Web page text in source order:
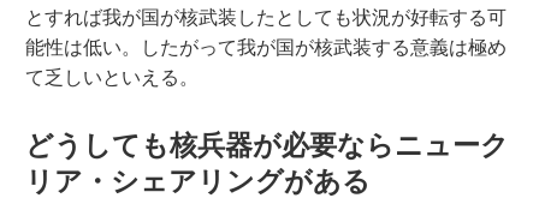
とすれば我が国が核武装したとしても状況が好転する可
能性は低い。したがって我が国が核武装する意義は極め
て乏しいといえる。
どうしても核兵器が必要ならニューク
リア・シェアリングがある